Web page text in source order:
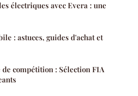
électriques avec Evera : une
: astuces, guides d'achat et
de compétition : Sélection FIA